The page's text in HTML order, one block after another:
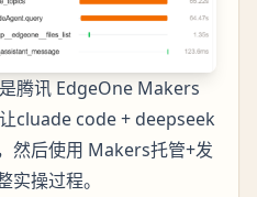
腾讯 EdgeOne Makers
cluade code + deepseek
然后使用 Makers托管+发
操过程。